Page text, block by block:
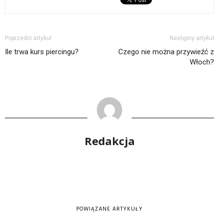
Poprzedni artykuł
Ile trwa kurs piercingu?
Następny artykuł
Czego nie można przywieźć z
Włoch?
Redakcja
POWIĄZANE ARTYKUŁY